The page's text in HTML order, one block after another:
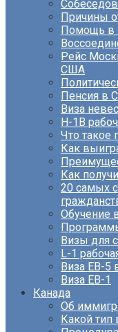
Причины
Помощь в
Рейс
США
Пенсия в
Виза
H-1B
Что такое
Как
Как
20 самых
Обучение
Визы для
L-1
Виза EB-5
Виза ЕВ-1
Канада
Об
Какой